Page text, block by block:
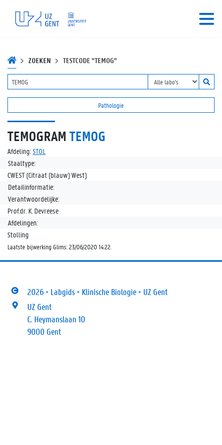
ZOEKEN TESTCODE "TEMOG"
Pathologie
TEMOGRAM TEMOG
Afdeling: STOL
Staaltype:
CWEST (Citraat (blauw) West)
Detailinformatie:
Verantwoordelijke:
Prof.dr. K. Devreese
Afdelingen:
Stolling
Laatste bijwerking Glims: 23/06/2020 14:22.
2026 - Labgids - Klinische Biologie - UZ Gent
UZ Gent
C. Heymanslaan 10
9000 Gent